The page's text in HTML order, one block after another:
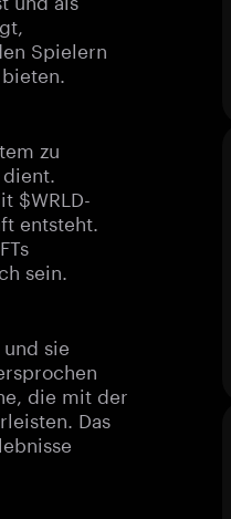
Spielern
zu
$WRLD-
entsteht.
sein.
sie
die mit der
Das